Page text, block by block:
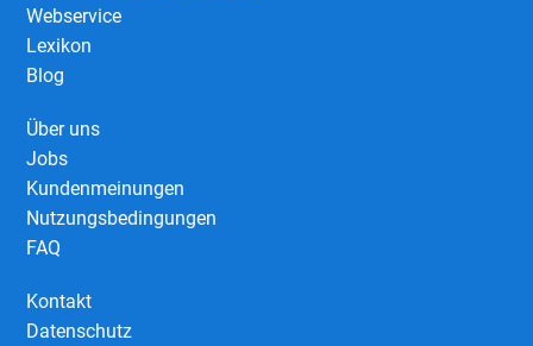
Webservice
Lexikon
Blog
Über uns
Jobs
Kundenmeinungen
Nutzungsbedingungen
FAQ
Kontakt
Datenschutz